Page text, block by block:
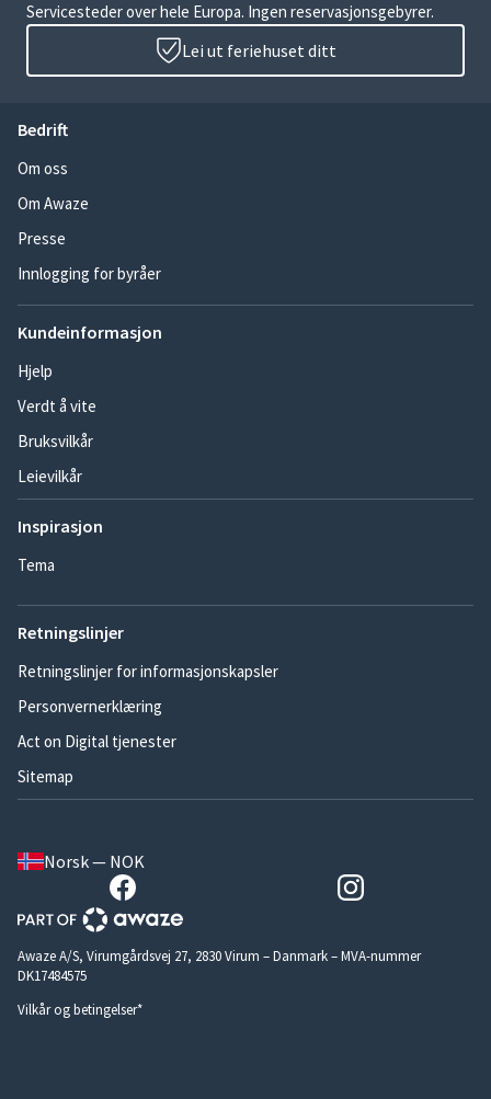
Servicesteder over hele Europa. Ingen reservasjonsgebyrer.
Lei ut feriehuset ditt
Bedrift
Om oss
Om Awaze
Presse
Innlogging for byråer
Kundeinformasjon
Hjelp
Verdt å vite
Bruksvilkår
Leievilkår
Inspirasjon
Tema
Retningslinjer
Retningslinjer for informasjonskapsler
Personvernerklæring
Act on Digital tjenester
Sitemap
Norsk — NOK
Awaze A/S, Virumgårdsvej 27, 2830 Virum – Danmark – MVA-nummer
DK17484575
Vilkår og betingelser*